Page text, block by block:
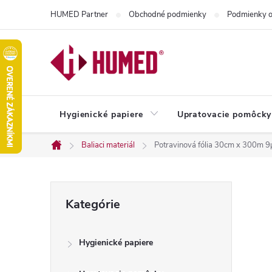
obsah
HUMED Partner Obchodné podmienky Podmienky
Hygienické papiere Upratovacie pomôcky
Domov
Baliaci materiál Potravinová fólia 30cm x 300m
kategórie
Kategórie
Hygienické papiere